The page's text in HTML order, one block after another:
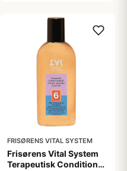
FRISØRENS VITAL SYSTEM
Frisørens Vital System
Terapeutisk Conditioner